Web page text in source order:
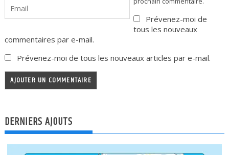
Prévenez-moi de
tous les nouveaux
commentaires par e-mail.
Prévenez-moi de tous les nouveaux articles par e-mail.
DERNIERS AJOUTS